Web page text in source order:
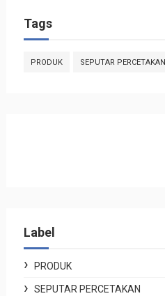
Tags
PRODUK SEPUTAR PERCETAKAN
Label
PRODUK
SEPUTAR PERCETAKAN